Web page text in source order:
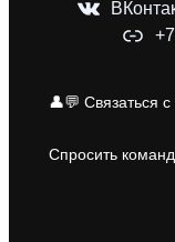
👤💬 Связаться
Спросить